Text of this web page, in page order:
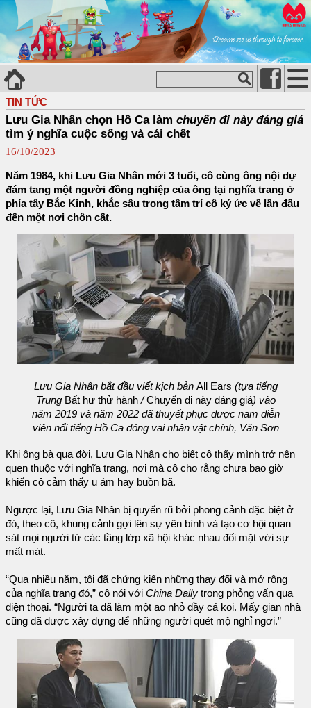
TIN TỨC
Lưu Gia Nhân chọn Hồ Ca làm chuyến đi này đáng giá
tìm ý nghĩa cuộc sống và cái chết
16/10/2023
Năm 1984, khi Lưu Gia Nhân mới 3 tuổi, cô cùng ông nội dự
đám tang một người đồng nghiệp của ông tại nghĩa trang ở
phía tây Bắc Kinh, khắc sâu trong tâm trí cô ký ức về lần đầu
đến một nơi chôn cất.
Lưu Gia Nhân bắt đầu viết kịch bản All Ears (tựa tiếng
Trung Bất hư thử hành/Chuyến đi này đáng giá) vào
năm 2019 và năm 2022 đã thuyết phục được nam diễn
viên nổi tiếng Hồ Ca đóng vai nhân vật chính, Văn Sơn
Khi ông bà qua đời, Lưu Gia Nhân cho biết cô thấy mình trở nên
quen thuộc với nghĩa trang, nơi mà cô cho rằng chưa bao giờ
khiến cô cảm thấy u ám hay buồn bã.
Ngược lại, Lưu Gia Nhân bị quyến rũ bởi phong cảnh đặc biệt ở
đó, theo cô, khung cảnh gợi lên sự yên bình và tạo cơ hội quan
sát mọi người từ các tầng lớp xã hội khác nhau đối mặt với sự
mất mát.
“Qua nhiều năm, tôi đã chứng kiến những thay đổi và mở rộng
của nghĩa trang đó,” cô nói với China Daily trong phỏng vấn qua
điện thoại. “Người ta đã làm một ao nhỏ đầy cá koi. Mấy gian nhà
cũng đã được xây dựng để những người quét mộ nghỉ ngơi.”